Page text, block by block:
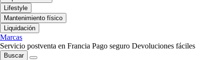
Lifestyle
Mantenimiento físico
Liquidación
Marcas
Servicio postventa en Francia Pago seguro Devoluciones fáciles
Buscar